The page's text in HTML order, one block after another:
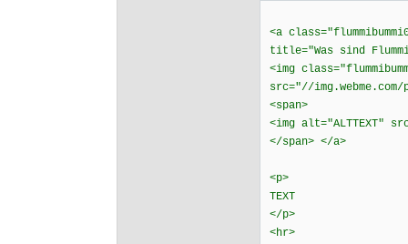
<a
title="Was sind Flummi-
<img
src="//
<span>
<img alt="ALTTEXT"
</span> </a>
<p>
TEXT
</p>
<hr>